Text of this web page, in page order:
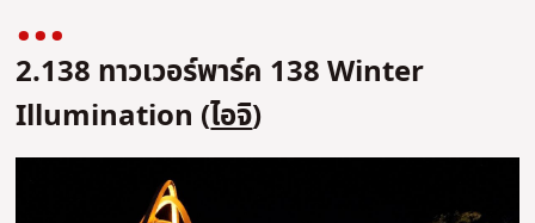
2.138 ทาวเวอร์พาร์ค 138 Winter
Illumination (ไอจิ)